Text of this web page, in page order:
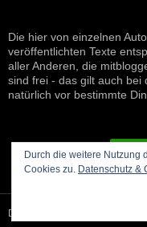
Die hier von einzelnen
veröffentlichten Texte
aller Anderen, die
sind frei - das gilt auch bei
natürlich vor bestimmte
Durch die weitere Nutzung
Cookies zu. Datenschutz &
Datenschutzerklärung Stolz